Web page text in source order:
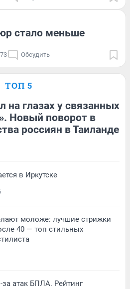
стало меньше
Обсудить
ТОП 5
на глазах у связанных
Новый поворот в
россиян в Таиланде
в Иркутске
моложе: лучшие стрижки
40 — топ стильных
за атак БПЛА. Рейтинг